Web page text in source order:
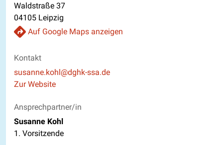
Waldstraße 37
04105 Leipzig
Auf Google Maps anzeigen
Kontakt
E-Mail
susanne.kohl@dghk-ssa.de
Website
Zur Website
Ansprechpartner/in
Susanne Kohl
1. Vorsitzende